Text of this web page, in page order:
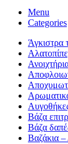
Menu
Categories
Άγκιστρα
Βάζα
Βάζα
Βαζάκια –